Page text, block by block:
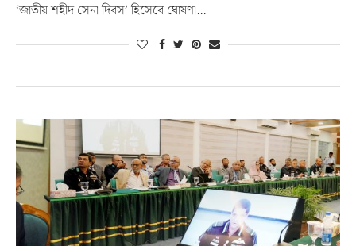
‘জাতীয় শহীদ সেনা দিবস’ হিসেবে ঘোষণা…